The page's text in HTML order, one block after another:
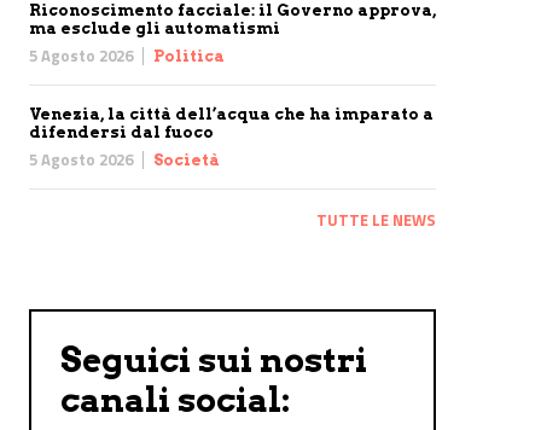
Riconoscimento facciale: il Governo approva,
ma esclude gli automatismi
5 Agosto 2026 Politica
Venezia, la città dell’acqua che ha imparato a
difendersi dal fuoco
5 Agosto 2026 Società
TUTTE LE NEWS
Seguici sui nostri
canali social: